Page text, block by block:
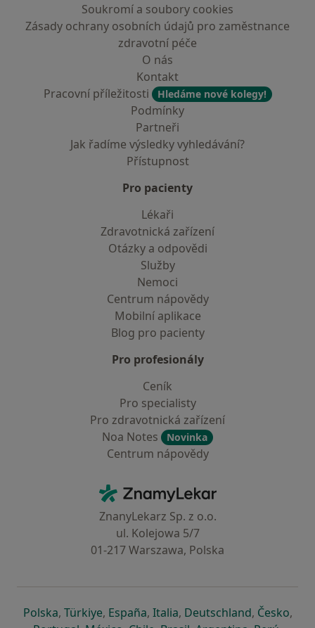
Soukromí a soubory cookies
Zásady ochrany osobních údajů pro zaměstnance
zdravotní péče
O nás
Kontakt
Pracovní příležitosti
Hledáme nové kolegy!
Podmínky
Partneři
Jak řadíme výsledky vyhledávání?
Přístupnost
Pro pacienty
Lékaři
Zdravotnická zařízení
Otázky a odpovědi
Služby
Nemoci
Centrum nápovědy
Mobilní aplikace
Blog pro pacienty
Pro profesionály
Ceník
Pro specialisty
Pro zdravotnická zařízení
Noa Notes
Novinka
Centrum nápovědy
ZnamyLekar - Hlavní stránka
ZnanyLekarz Sp. z o.o.
ul. Kolejowa 5/7
01-217 Warszawa, Polska
Polskase otevře v nové záložce
, Türkiyese otevře v nové záložce
, Españase otevře v nové záložce
, Italiase otevře v nové záložce
, Deutschlandse otevře v
, Českose
,